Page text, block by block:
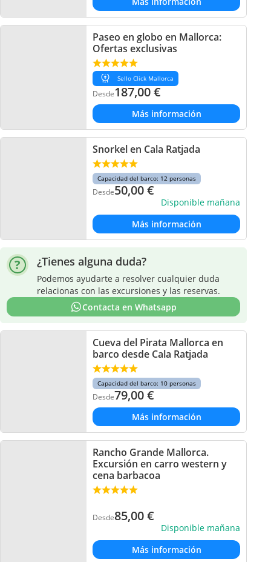
Paseo en globo en Mallorca:
Ofertas exclusivas
Sello Click Mallorca
Desde187,00€
Más información
Snorkel en Cala Ratjada
Capacidad del barco: 12 personas
Desde50,00€
Disponible mañana
Más información
¿Tienes alguna duda?
Podemos ayudarte a resolver cualquier duda
relacionas con las excursiones y las reservas.
Contacta en Whatsapp
Cueva del Pirata Mallorca en
barco desde Cala Ratjada
Capacidad del barco: 10 personas
Desde79,00€
Más información
Rancho Grande Mallorca.
Excursión en carro western y
cena barbacoa
Desde85,00€
Disponible mañana
Más información